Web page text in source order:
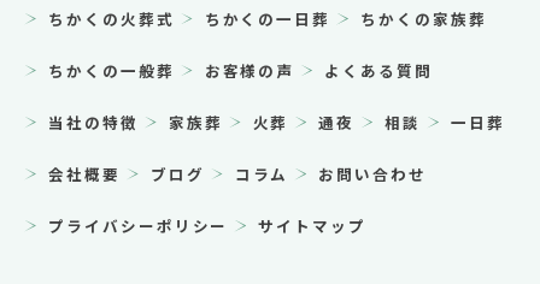
ちかくの火葬式 ちかくの一日葬 ちかくの家族葬
ちかくの一般葬 お客様の声 よくある質問
当社の特徴 家族葬 火葬 通夜 相談 一日葬
会社概要 ブログ コラム お問い合わせ
プライバシーポリシー サイトマップ